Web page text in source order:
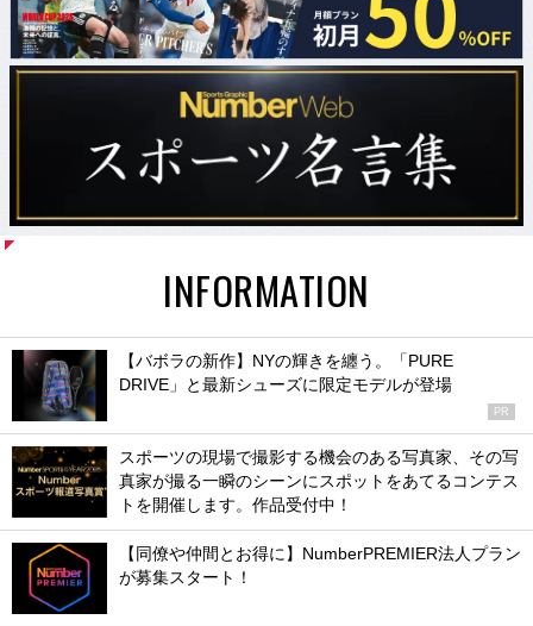
INFORMATION
【バボラの新作】NYの輝きを纏う。「PURE
DRIVE」と最新シューズに限定モデルが登場
PR
スポーツの現場で撮影する機会のある写真家、その写
真家が撮る一瞬のシーンにスポットをあてるコンテス
トを開催します。作品受付中！
【同僚や仲間とお得に】NumberPREMIER法人プラン
が募集スタート！